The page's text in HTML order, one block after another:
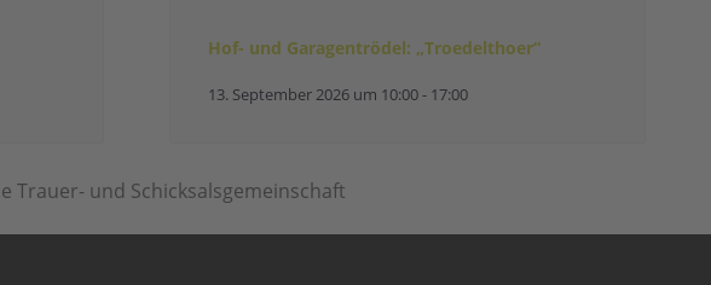
Hof- und Garagentrödel: „Troedelthoer“
13. September 2026 um 10:00- 17:00
Trauer- und Schicksalsgemeinschaft